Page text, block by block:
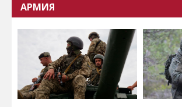
АРМИЯ